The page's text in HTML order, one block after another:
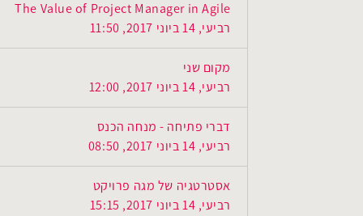
The Value of Project Manager in Agile
רביעי, 14 ביוני 2017, 11:50
מקום שני
רביעי, 14 ביוני 2017, 12:00
דברי פתיחה - מנחה הכנס
רביעי, 14 ביוני 2017, 08:50
אסטרטגיה של מגה פרויקט
רביעי, 14 ביוני 2017, 15:15